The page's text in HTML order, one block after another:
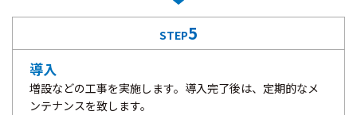
STEP5
導入
増設などの工事を実施します。導入完了後は、定期的なメ
ンテナンスを致します。